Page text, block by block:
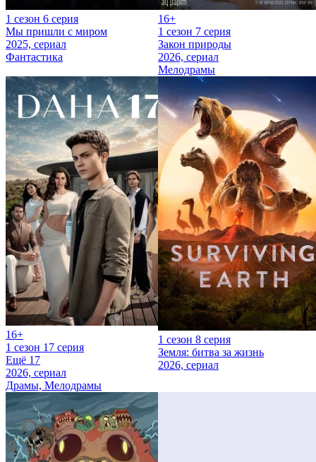
1 сезон 6 серия
Мы пришли с миром
2025, сериал
Фантастика
16+
1 сезон 7 серия
Закон природы
2026, сериал
Мелодрамы
16+
1 сезон 17 серия
Ещё 17
2026, сериал
Драмы, Мелодрамы
1 сезон 8 серия
Земля: битва за жизнь
2026, сериал